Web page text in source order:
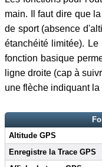
main. Il faut dire que
de sport (absence
étanchéité limitée).
fonction basique
ligne droite (cap à
une flèche indiquant
Altitude GPS
Enregistre la Trace GPS